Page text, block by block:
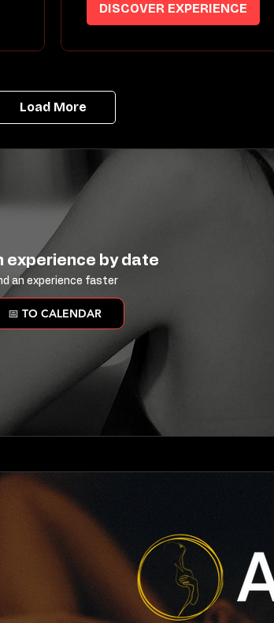
DISCOVER EXPERIENCE
Load More
experience by date
an experience faster
📅 TO CALENDAR